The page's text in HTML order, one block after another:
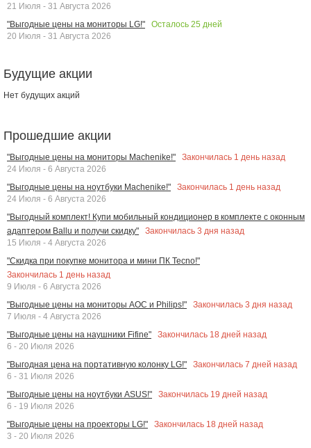
21 Июля - 31 Августа 2026
"Выгодные цены на мониторы LG!"
Осталось 25 дней
20 Июля - 31 Августа 2026
Будущие акции
Нет будущих акций
Прошедшие акции
"Выгодные цены на мониторы Machenike!" Закончилась 1 день назад
24 Июля - 6 Августа 2026
"Выгодные цены на ноутбуки Machenike!"
Закончилась 1 день назад
24 Июля - 6 Августа 2026
"Выгодный комплект! Купи мобильный кондиционер в комплекте с оконным
адаптером Ballu и получи скидку"
Закончилась 3 дня назад
15 Июля - 4 Августа 2026
"Скидка при покупке монитора и мини ПК Tecno!"
Закончилась 1 день назад
9 Июля - 6 Августа 2026
"Выгодные цены на мониторы AOC и Philips!"
Закончилась 3 дня назад
7 Июля - 4 Августа 2026
"Выгодные цены на наушники Fifine"
Закончилась 18 дней назад
6 - 20 Июля 2026
"Выгодная цена на портативную колонку LG!"
Закончилась 7 дней назад
6 - 31 Июля 2026
"Выгодные цены на ноутбуки ASUS!"
Закончилась 19 дней назад
6 - 19 Июля 2026
"Выгодные цены на проекторы LG!"
Закончилась 18 дней назад
3 - 20 Июля 2026